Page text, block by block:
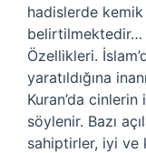
hadislerde kemik
belirtilmektedir…
Özellikleri.
yaratıldığına
Kuran’da cinlerin
söylenir. Bazı
sahiptirler, iyi ve